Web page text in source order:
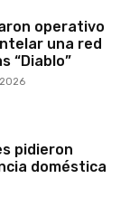
operativo
una red
“Diablo”
pidieron
doméstica